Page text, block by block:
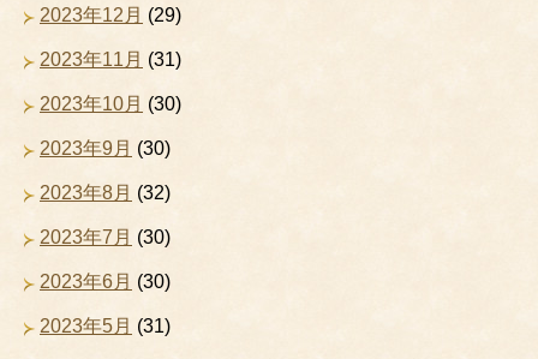
2023年12月 (29)
2023年11月 (31)
2023年10月 (30)
2023年9月 (30)
2023年8月 (32)
2023年7月 (30)
2023年6月 (30)
2023年5月 (31)